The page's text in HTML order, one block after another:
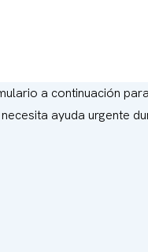
a continuación
ayuda urgente